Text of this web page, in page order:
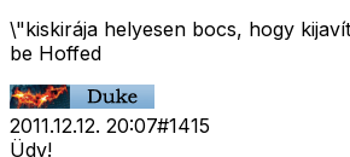
\"kiskirája helyesen bocs, hogy
be Hoffed
2011.12.12. 20:07#1415
Üdv!